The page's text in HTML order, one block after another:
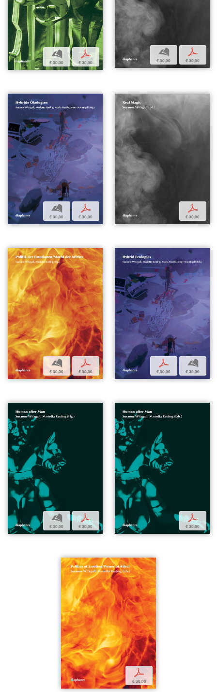
b
€ 30,00
p
€ 30,00
b
€ 30,00
p
€ 30,00
b
€ 30,00
p
€ 30,00
p
€ 30,00
b
€ 30,00
p
€ 30,00
p
€ 30,00
b
€ 30,00
b
€ 30,00
p
€ 30,00
p
€ 30,00
p
€ 30,00